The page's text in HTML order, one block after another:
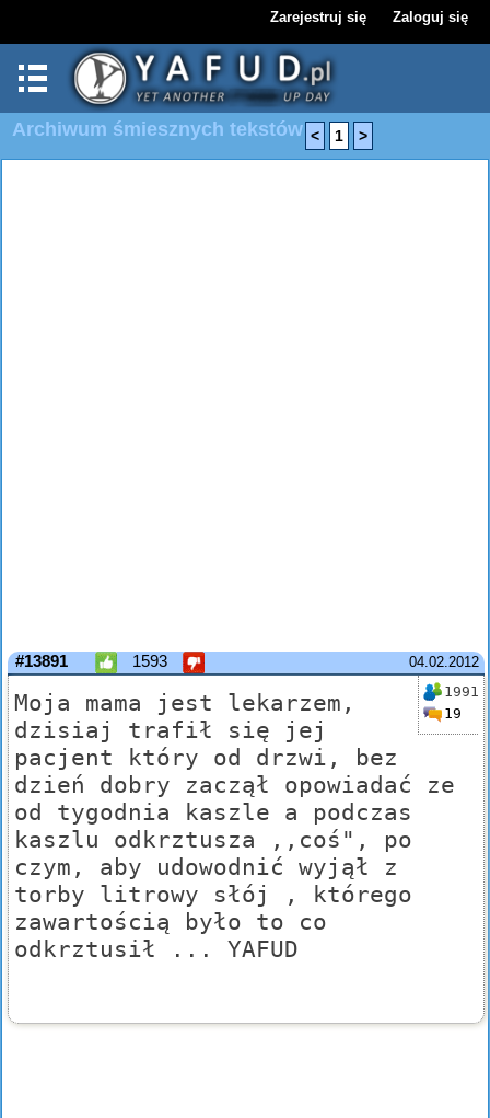
Zarejestruj się Zaloguj się
Archiwum śmiesznych tekstów < 1 >
04.02.2012
#13891 1593
1991
19
Moja mama jest lekarzem,
dzisiaj trafił się jej
pacjent który od drzwi, bez
dzień dobry zaczął opowiadać ze
od tygodnia kaszle a podczas
kaszlu odkrztusza ,,coś", po
czym, aby udowodnić wyjął z
torby litrowy słój , którego
zawartością było to co
odkrztusił ... YAFUD